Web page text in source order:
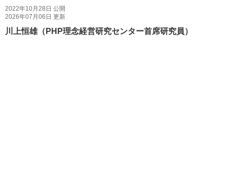
2022年10月28日 公開
2026年07月06日 更新
川上恒雄（PHP理念経営研究センター首席研究員）